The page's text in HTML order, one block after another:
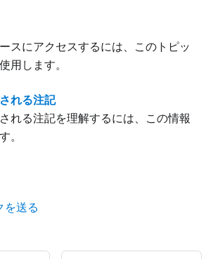
スにアクセスするには、このトピッ
用します。
れる注記
れる注記を理解するには、この情報
。
を送る